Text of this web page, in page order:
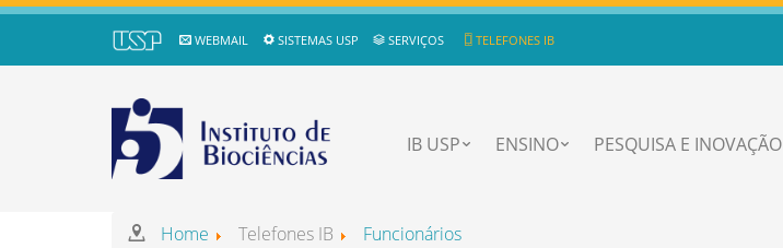
WEBMAIL SISTEMAS USP SERVIÇOS TELEFONES IB
IB USP ENSINO PESQUISA E INOVAÇÃO
Home Telefones IB Funcionários